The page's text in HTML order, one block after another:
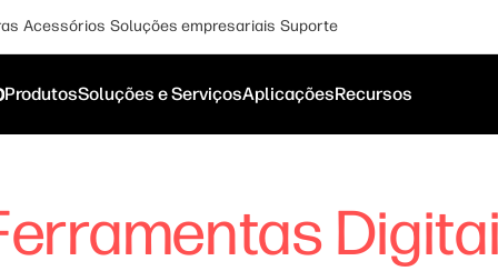
Acessórios Soluções empresariais Suporte
ProdutosSoluções e ServiçosAplicaçõesRecursos